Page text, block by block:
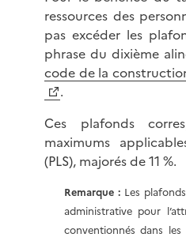
ressources des
pas excéder les
phrase du dixième
code de la
.
Ces plafonds
maximums
(PLS), majorés de 11 %.
Remarque :Les
administrative pour
conventionnés dans